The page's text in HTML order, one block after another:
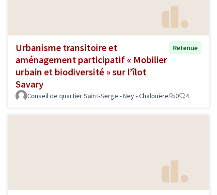
Urbanisme transitoire et
aménagement participatif « Mobilier
urbain et biodiversité » sur l’îlot
Savary
Retenue
Conseil de quartier Saint-Serge - Ney - Chalouère 0 4